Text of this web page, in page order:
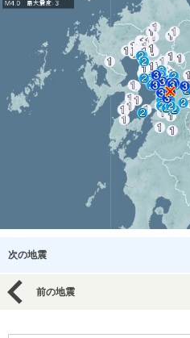
次の地震
前の地震